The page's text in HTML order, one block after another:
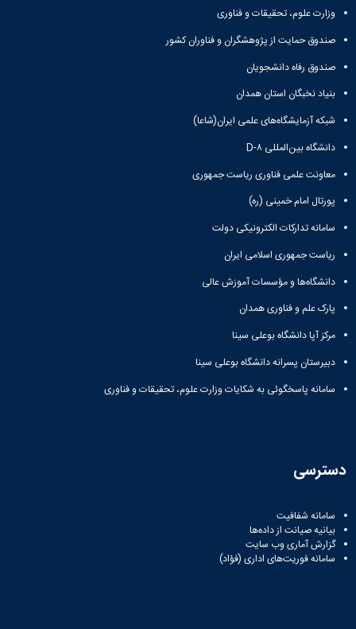
وزارت علوم، تحقیقات و فناوری
صندوق حمایت از پژوهشگران و فناوران کشور
صندوق رفاه دانشجویان
بنیاد نخبگان استان همدان
شبکه آزمایشگاه‌های علمی ایران(شاعا)
دانشگاه بین‌المللی D-۸
معاونت علمی فناوری ریاست جمهوری
پورتال امام خمینی (ره)
سامانه تدارکات الکترونیکی دولت
ریاست جمهوری اسلامی ایران
دانشگاه‌ها و مؤسسات آموزش عالی
پارک علم و فناوری همدان
مرکز آپا دانشگاه بوعلی سینا
دبیرستان پسرانه دانشگاه بوعلی سینا
سامانه پاسخگوئی به شکایات وزارت علوم، تحقیقات و فناوری
دسترسی
سامانه شفافیت
بیانیه صیانت از داده‌ها
گزارش آماری وب‌ سایت
سامانه فوریت‌های اداری (فؤاد)